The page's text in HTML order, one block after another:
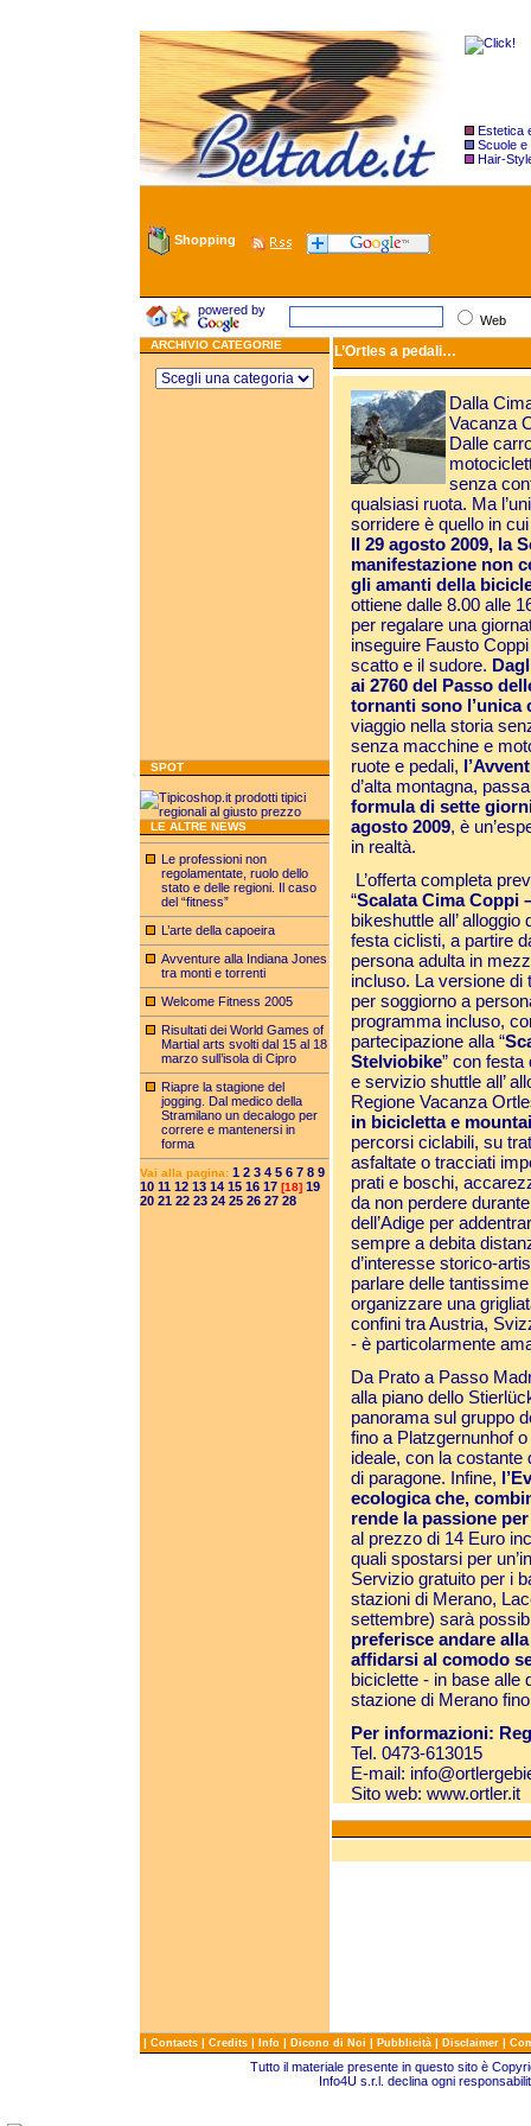
Estetica
Scuole e
Hair-
Shopping
powered by
Web
ARCHIVIO CATEGORIE
SPOT
LE ALTRE NEWS
Le professioni non
regolamentate, ruolo dello
stato e delle regioni. Il caso
del “fitness”
L’arte della capoeira
Avventure alla Indiana Jones
tra monti e torrenti
Welcome Fitness 2005
Risultati dei World Games of
Martial arts svolti dal 15 al 18
marzo sull’isola di Cipro
Riapre la stagione del
jogging. Dal medico della
Stramilano un decalogo per
correre e mantenersi in
forma
Vai alla pagina: 1 2 3 4 5 6 7 8 9
10 11 12 13 14 15 16 17 [18] 19
20 21 22 23 24 25 26 27 28
L’Ortles a pedali…
Dalla
Vacanza
Dalle
senza
qualsiasi ruota. Ma
sorridere è quello in
Il 29 agosto 2009, la
manifestazione non
gli amanti della
ottiene dalle 8.00 alle
per regalare una
inseguire Fausto
scatto e il sudore.
ai 2760 del Passo
tornanti sono l’unica
viaggio nella storia
senza macchine e
ruote e pedali,
d’alta montagna,
formula di sette
agosto 2009, è
in realtà.
L’offerta completa
“Scalata Cima Coppi
bikeshuttle all’
festa ciclisti, a partire
persona adulta in
incluso. La versione di
per soggiorno a
programma incluso,
partecipazione alla “
Stelviobike” con festa
e servizio shuttle all’
Regione Vacanza
in biciclettae
percorsi ciclabili, su
asfaltate o tracciati
prati e boschi,
da non perdere
dell’Adige per
sempre a debita
d’interesse storico-
parlare delle
organizzare una
confini tra Austria,
- è particolarmente
Da Prato a Passo
alla piano dello
panorama sul gruppo
fino a Platzgernunhof
ideale, con la costante
di paragone. Infine,
ecologica che,
rende la passione
al prezzo di 14 Euro
quali spostarsi per
Servizio gratuito per i
stazioni di Merano,
settembre) sarà
preferisce andare
affidarsi al comodo
biciclette - in base alle
stazione di Merano
Per informazioni:
Tel. 0473-613015
E-mail:
Sito web: www.ortler.it
| Contacts | Credits | Info | Dicono di Noi | Pubblicità | Disclaimer |
Tutto il materiale presente in questo sito è
Info4U s.r.l. declina ogni